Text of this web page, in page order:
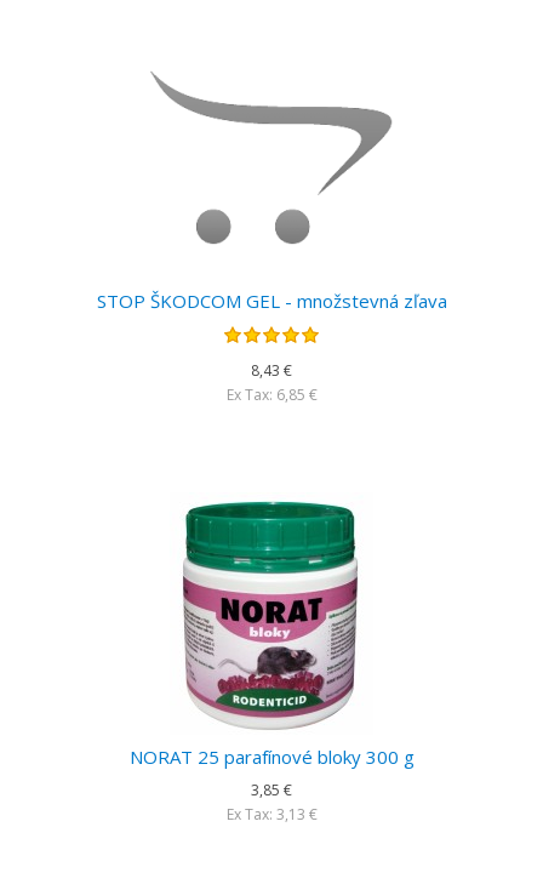
STOP ŠKODCOM GEL - množstevná zľava
8,43 €
Ex Tax: 6,85 €
NORAT 25 parafínové bloky 300 g
3,85 €
Ex Tax: 3,13 €